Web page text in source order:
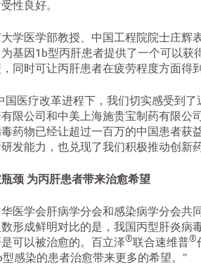
性良好。
学医学部教授、中国工程院院士庄辉
基因1b型丙肝患者提供了一个可以获
同时可让丙肝患者在疲劳程度方面得
国医疗改革进程下，我们切实感受到
限公司和中美上海施贵宝制药有限公
药物已经让超过一百万的中国患者获
发能力，也兑现了我们积极推动创新
颈 为丙肝患者带来治愈希望
医学会肝病学分会和感染病学分会共
形成鲜明对比的是，我国丙型肝炎病
可以被治愈的。百立泽®联合速维普®
型感染的患者治愈带来更多的希望。”